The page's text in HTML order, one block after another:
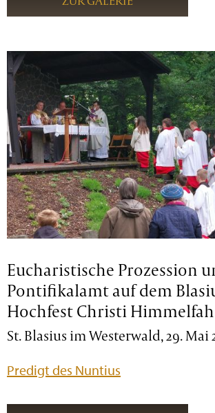
Eucharistische Prozession
Pontifikalamt auf dem
Hochfest Christi
St. Blasius im Westerwald, 29. Mai
Predigt des Nuntius